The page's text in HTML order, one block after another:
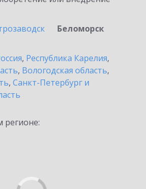
Беломорск
, Республика Карелия,
, Вологодская область,
, Санкт-Петербург и